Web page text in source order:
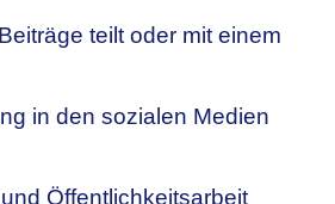
teilt oder mit einem
in den sozialen Medien
Öffentlichkeitsarbeit